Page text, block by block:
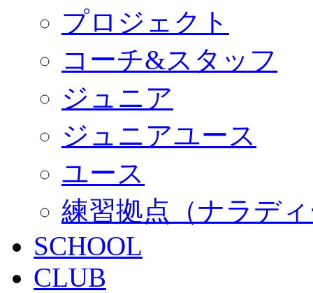
プロジェクト
コーチ&スタッフ
ジュニア
ジュニアユース
ユース
練習拠点（ナラデ
SCHOOL
CLUB